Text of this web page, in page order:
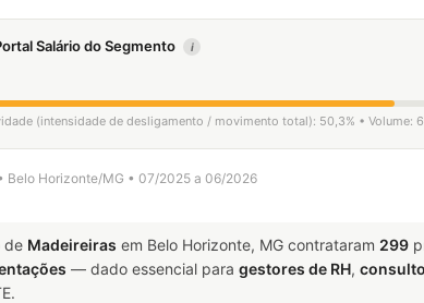
Salário do Segmento i
(intensidade de desligamento / movimento total): 50,3% • Volume:
Belo Horizonte/MG • 07/2025 a 06/2026
de Madeireiras em Belo Horizonte, MG contrataram 299
— dado essencial para gestores de RH,